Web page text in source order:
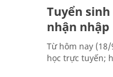
Tuyển
nhận
Từ hôm nay
học trực tuyến;